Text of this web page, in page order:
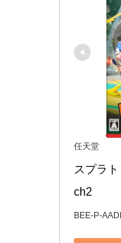
任天堂
スプラ
ch2
BEE-P-